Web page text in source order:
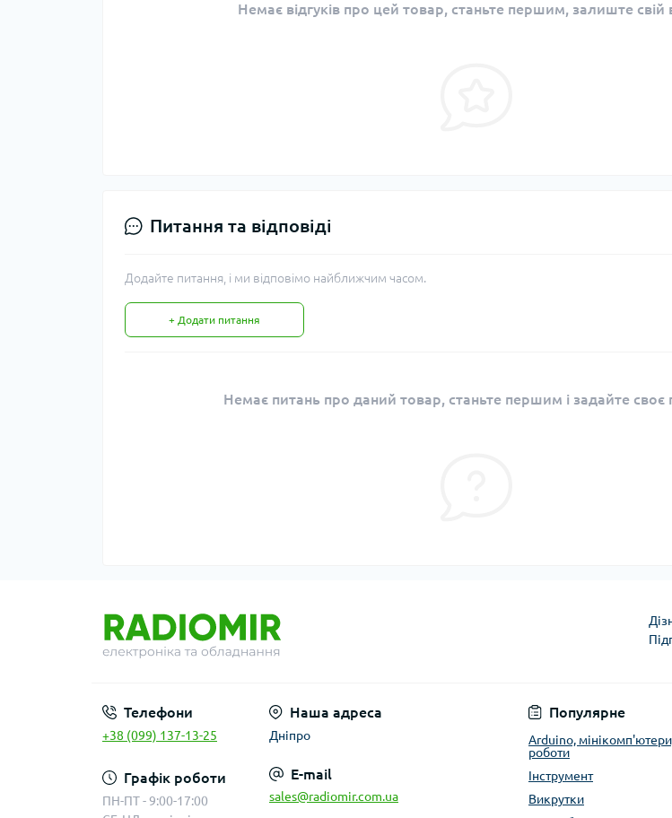
Немає відгуків про цей товар, станьте першим, залиште свій
Питання та відповіді
Додайте питання, і ми відповімо найближчим часом.
+ Додати питання
Немає питань про даний товар, станьте першим і задайте своє
Телефони
+38 (099) 137-13-25
Графік роботи
ПН-ПТ - 9:00-17:00
Наша адреса
Дніпро
E-mail
sales@radiomir.com.ua
Популярне
Arduino,
роботи
Інструмент
Викрутки